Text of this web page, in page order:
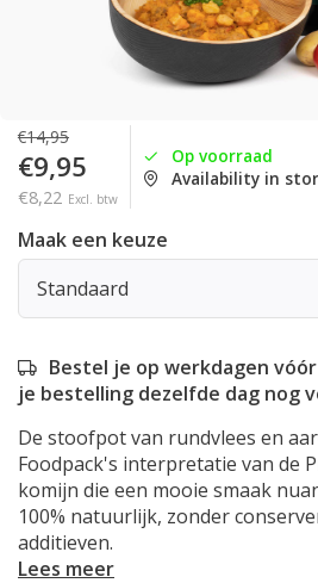
€14,95
€9,95
€8,22 Excl. btw
Op voorraad
Availability in
Maak een keuze
Standaard
Bestel je op werkdagen
je bestelling dezelfde dag nog
De stoofpot van rundvlees en
Foodpack's interpretatie van de
komijn die een mooie smaak
100% natuurlijk, zonder
additieven.
Lees meer